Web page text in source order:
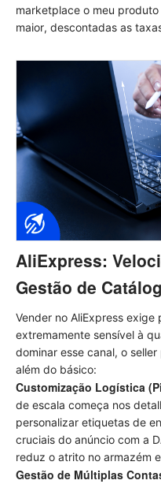
marketplace o meu
maior, descontadas as
AliExpress:
Gestão de
Vender no AliExpress
extremamente sensível à
dominar esse canal, o
além do básico:
Customização Logística
de escala começa nos
personalizar etiquetas de
cruciais do anúncio com a
reduz o atrito no armazém
Gestão de Múltiplas